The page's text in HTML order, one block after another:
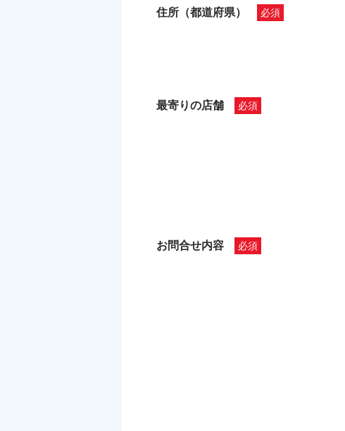
住所（都道府県）
最寄りの店舗
お問合せ内容